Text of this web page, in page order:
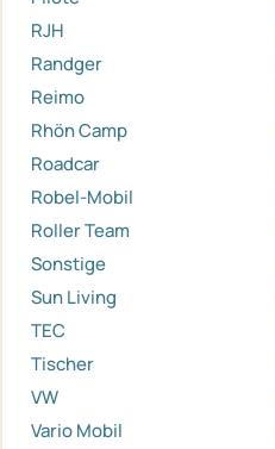
RJH
Randger
Reimo
Rhön Camp
Roadcar
Robel-Mobil
Roller Team
Sonstige
Sun Living
TEC
Tischer
VW
Vario Mobil